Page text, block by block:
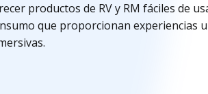
productos de RV y RM fáciles de
que proporcionan experiencias